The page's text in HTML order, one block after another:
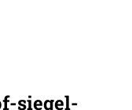
siegel-